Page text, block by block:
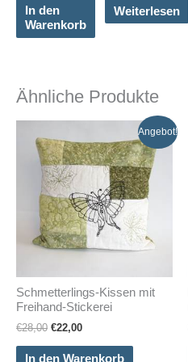
In den
Warenkorb
Weiterlesen
Ähnliche Produkte
Angebot!
Schmetterlings-Kissen mit
Freihand-Stickerei
€28,00 Ursprünglicher
war:
€22,00Aktueller
ist:
In den Warenkorb